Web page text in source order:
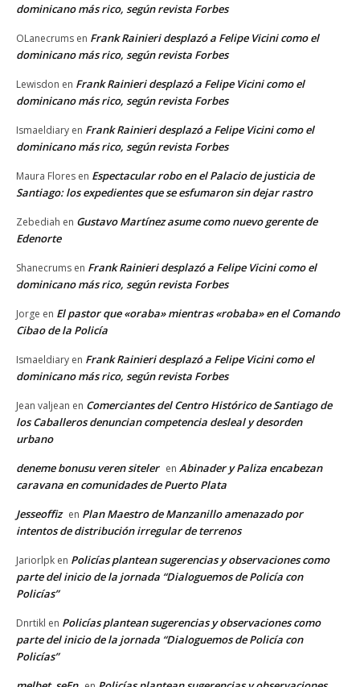
dominicano más rico, según revista Forbes
OLanecrums en Frank Rainieri desplazó a Felipe Vicini como el
dominicano más rico, según revista Forbes
Lewisdon en Frank Rainieri desplazó a Felipe Vicini como el
dominicano más rico, según revista Forbes
Ismaeldiary en Frank Rainieri desplazó a Felipe Vicini como el
dominicano más rico, según revista Forbes
Maura Flores en Espectacular robo en el Palacio de justicia de
Santiago: los expedientes que se esfumaron sin dejar rastro
Zebediah en Gustavo Martínez asume como nuevo gerente de
Edenorte
Shanecrums en Frank Rainieri desplazó a Felipe Vicini como el
dominicano más rico, según revista Forbes
Jorge en El pastor que «oraba» mientras «robaba» en el Comando
Cibao de la Policía
Ismaeldiary en Frank Rainieri desplazó a Felipe Vicini como el
dominicano más rico, según revista Forbes
Jean valjean en Comerciantes del Centro Histórico de Santiago de
los Caballeros denuncian competencia desleal y desorden
urbano
deneme bonusu veren siteler en Abinader y Paliza encabezan
caravana en comunidades de Puerto Plata
Jesseoffiz en Plan Maestro de Manzanillo amenazado por
intentos de distribución irregular de terrenos
Jariorlpk en Policías plantean sugerencias y observaciones como
parte del inicio de la jornada “Dialoguemos de Policía con
Policías”
Dnrtikl en Policías plantean sugerencias y observaciones como
parte del inicio de la jornada “Dialoguemos de Policía con
Policías”